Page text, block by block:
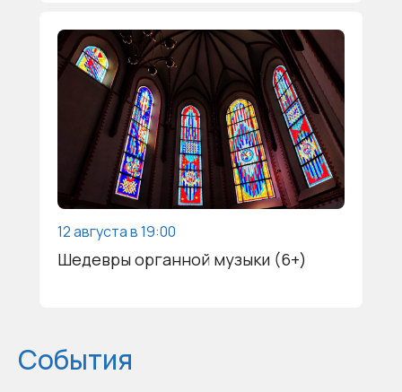
Шедевры органной музыки (6+)
12 августа в 19:00
События